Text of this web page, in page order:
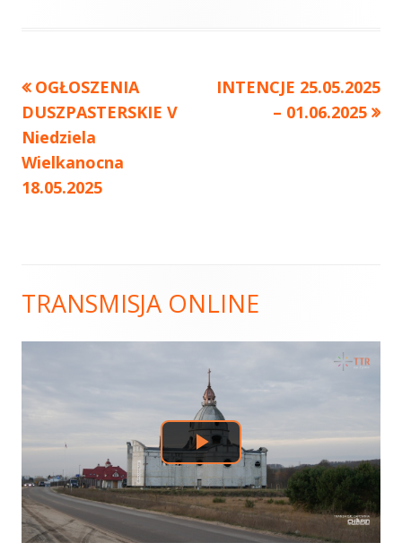
Nawigacja
wpisu
Poprzedni
artykół
OGŁOSZENIA
DUSZPASTERSKIE V
Niedziela
Wielkanocna
18.05.2025
Następny
artykół:
INTENCJE 25.05.2025
– 01.06.2025
Główny
panel
boczny
TRANSMISJA ONLINE